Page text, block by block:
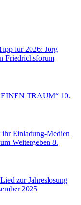
für 2026: Jörg
Friedrichsforum
EINEN TRAUM“ 10.
Einladung-Medien
Weitergeben 8.
zur Jahreslosung
2025